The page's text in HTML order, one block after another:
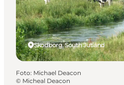
Plan je reis
Skodborg, South Jutland
Foto: Michael Deacon
© Micheal Deacon